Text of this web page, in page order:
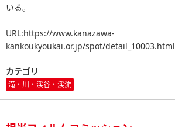
いる。
URL:https://www.kanazawa-
kankoukyoukai.or.jp/spot/detail_10003.html
カテゴリ
滝・川・渓谷・渓流